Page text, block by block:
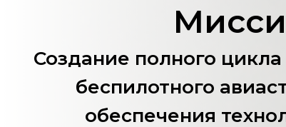
Создание полного цикла
беспилотного
обеспечения